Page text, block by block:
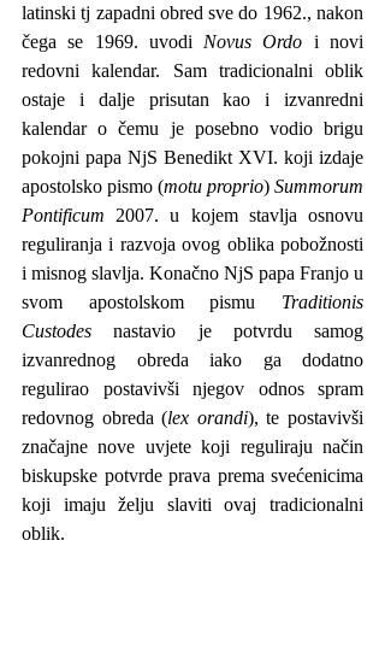
latinski tj zapadni obred sve do 1962., nakon
čega se 1969. uvodi Novus Ordo i novi
redovni kalendar. Sam tradicionalni oblik
ostaje i dalje prisutan kao i izvanredni
kalendar o čemu je posebno vodio brigu
pokojni papa NjS Benedikt XVI. koji izdaje
apostolsko pismo (motu proprio) Summorum
Pontificum 2007. u kojem stavlja osnovu
reguliranja i razvoja ovog oblika pobožnosti
i misnog slavlja. Konačno NjS papa Franjo u
svom apostolskom pismu Traditionis
Custodes nastavio je potvrdu samog
izvanrednog obreda iako ga dodatno
regulirao postavivši njegov odnos spram
redovnog obreda (lex orandi), te postavivši
značajne nove uvjete koji reguliraju način
biskupske potvrde prava prema svećenicima
koji imaju želju slaviti ovaj tradicionalni
oblik.